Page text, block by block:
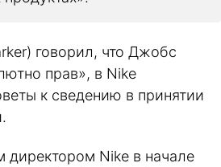
говорил, что Джобс
прав», в Nike
к сведению в принятии
директором Nike в начале